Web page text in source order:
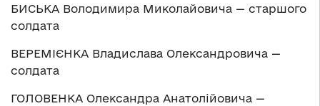
БИСЬКА Володимира Миколайовича — старшого
солдата
ВЕРЕМІЄНКА Владислава Олександровича —
солдата
ГОЛОВЕНКА Олександра Анатолійовича —